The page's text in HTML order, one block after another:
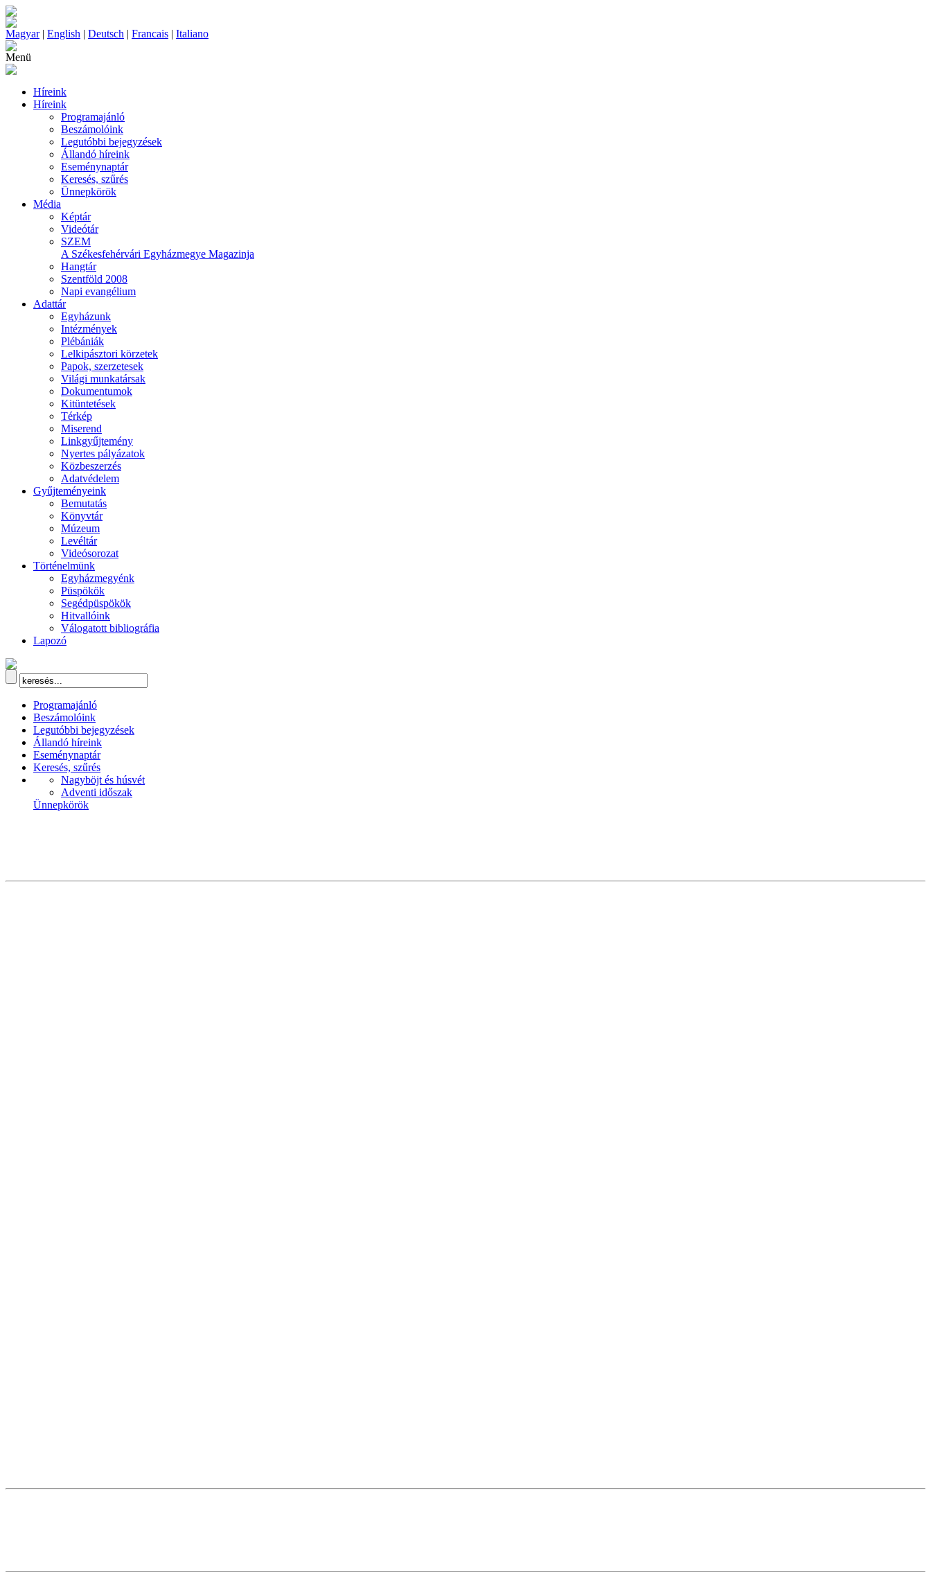
Magyar| English | Deutsch | Francais | Italiano
Menü
Híreink
Híreink
Programajánló
Beszámolóink
Legutóbbi bejegyzések
Állandó híreink
Eseménynaptár
Keresés, szűrés
Ünnepkörök
Média
Képtár
Videótár
SZEM
A Székesfehérvári Egyházmegye Magazinja
Hangtár
Szentföld 2008
Napi evangélium
Adattár
Egyházunk
Intézmények
Plébániák
Lelkipásztori körzetek
Papok, szerzetesek
Világi munkatársak
Dokumentumok
Kitüntetések
Térkép
Miserend
Linkgyűjtemény
Nyertes pályázatok
Közbeszerzés
Adatvédelem
Gyűjteményeink
Bemutatás
Könyvtár
Múzeum
Levéltár
Videósorozat
Történelmünk
Egyházmegyénk
Püspökök
Segédpüspökök
Hitvallóink
Válogatott bibliográfia
Lapozó
Programajánló
Beszámolóink
Legutóbbi bejegyzések
Állandó híreink
Eseménynaptár
Keresés, szűrés
Nagyböjt és húsvét
Adventi időszak
Ünnepkörök